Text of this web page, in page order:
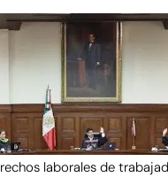
laborales de